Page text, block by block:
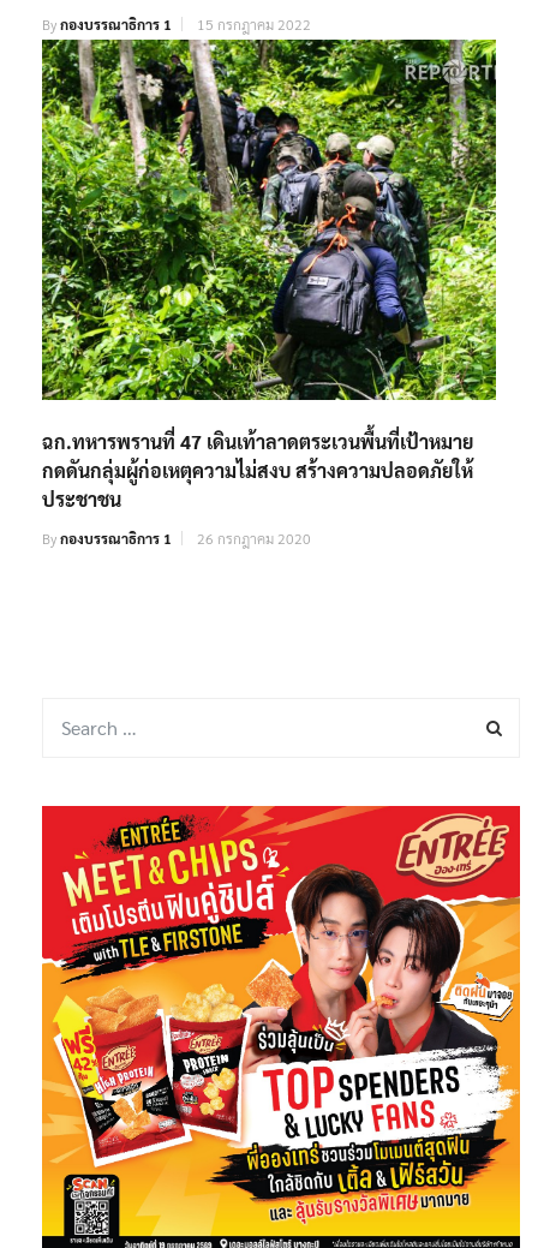
Byกองบรรณาธิการ 1 15 กรกฎาคม 2022
ฉก.ทหารพรานที่ 47 เดินเท้าลาดตระเวนพื้นที่เป้าหมาย
กดดันกลุ่มผู้ก่อเหตุความไม่สงบ สร้างความปลอดภัยให้
ประชาชน
Byกองบรรณาธิการ 1 26 กรกฎาคม 2020